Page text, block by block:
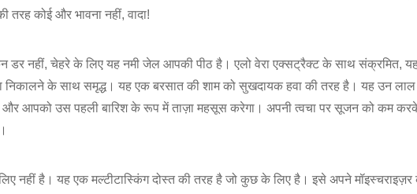
कोई और भावना नहीं, वादा!
डर नहीं, चेहरे के लिए यह नमी जेल आपकी पीठ है। एलो वेरा एक्सट्रैक्ट के साथ संक्रमित,
निकालने के साथ समृद्ध। यह एक बरसात की शाम को सुखदायक हवा की तरह है। यह उन
और आपको उस पहली बारिश के रूप में ताज़ा महसूस करेगा। अपनी त्वचा पर सूजन को कम
नहीं है। यह एक मल्टीटास्किंग दोस्त की तरह है जो कुछ के लिए है। इसे अपने